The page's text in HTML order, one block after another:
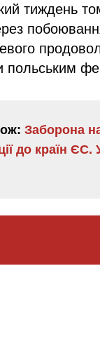
тиждень
польським
Заборона
до країн ЄС.